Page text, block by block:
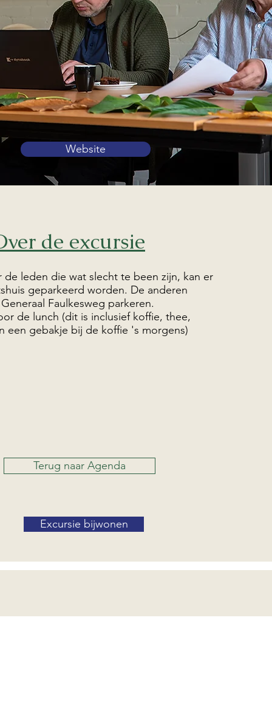
Website
de excursie
de leden die wat slecht te been zijn, kan er
geparkeerd worden. De anderen
Faulkesweg parkeren.
de lunch (dit is inclusief koffie, thee,
een gebakje bij de koffie 's morgens)
Terug naar Agenda
Excursie bijwonen